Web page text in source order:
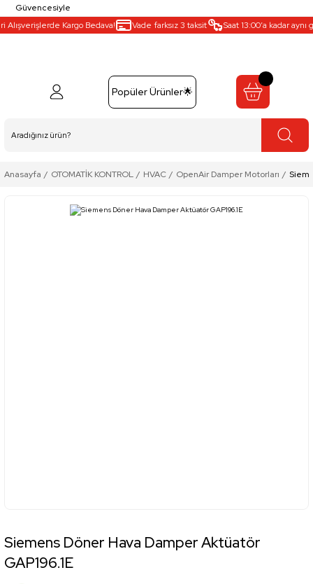
Güvencesiyle
Kargo Bedava!
Vade farksız 3 taksit Saat 13:00’a kadar aynı
Popüler Ürünler🌟
Anasayfa OTOMATİK KONTROL HVAC OpenAir Damper Motorları
Siemens Döner Hava Damper Aktüatör
GAP196.1E